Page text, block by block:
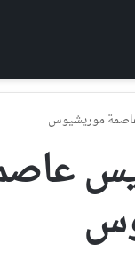
موريشيوس